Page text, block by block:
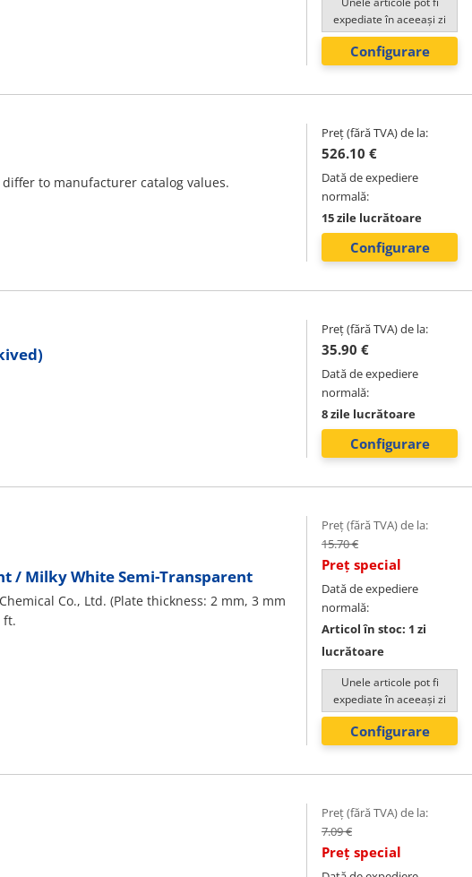
expediate în aceeași zi
Configurare
to manufacturer catalog values.
Preț (fără TVA) de la:
526.10 €
Dată de expediere
normală:
15 zile lucrătoare
Configurare
Preț (fără TVA) de la:
35.90 €
Dată de expediere
normală:
8 zile lucrătoare
Configurare
/ Milky White Semi-Transparent
Co., Ltd. (Plate thickness: 2 mm, 3 mm
ft.
Preț (fără TVA) de la:
15.70 €
Preț special
Dată de expediere
normală:
Articol în stoc: 1 zi
lucrătoare
Unele articole pot fi
expediate în aceeași zi
Configurare
Preț (fără TVA) de la:
7.09 €
Preț special